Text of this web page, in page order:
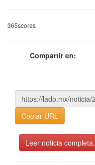
365scores
Compartir en:
Copiar URL
Leer noticia completa.